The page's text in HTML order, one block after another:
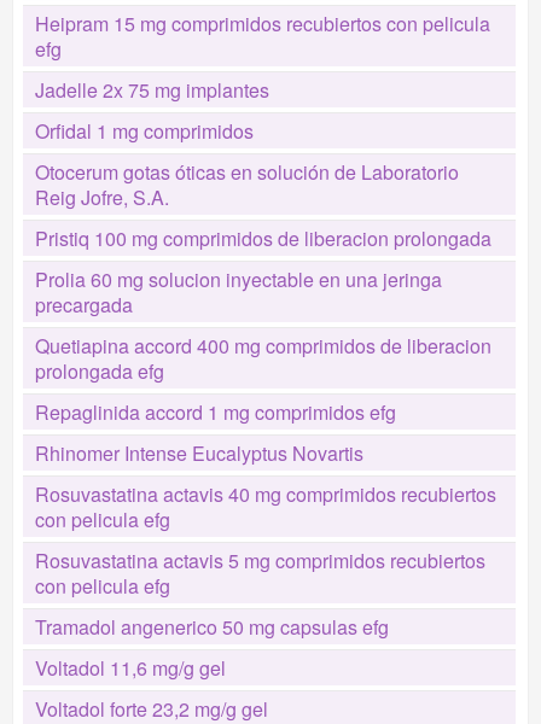
Heipram 15 mg comprimidos recubiertos con pelicula
efg
Jadelle 2x 75 mg implantes
Orfidal 1 mg comprimidos
Otocerum gotas óticas en solución de Laboratorio
Reig Jofre, S.A.
Pristiq 100 mg comprimidos de liberacion prolongada
Prolia 60 mg solucion inyectable en una jeringa
precargada
Quetiapina accord 400 mg comprimidos de liberacion
prolongada efg
Repaglinida accord 1 mg comprimidos efg
Rhinomer Intense Eucalyptus Novartis
Rosuvastatina actavis 40 mg comprimidos recubiertos
con pelicula efg
Rosuvastatina actavis 5 mg comprimidos recubiertos
con pelicula efg
Tramadol angenerico 50 mg capsulas efg
Voltadol 11,6 mg/g gel
Voltadol forte 23,2 mg/g gel